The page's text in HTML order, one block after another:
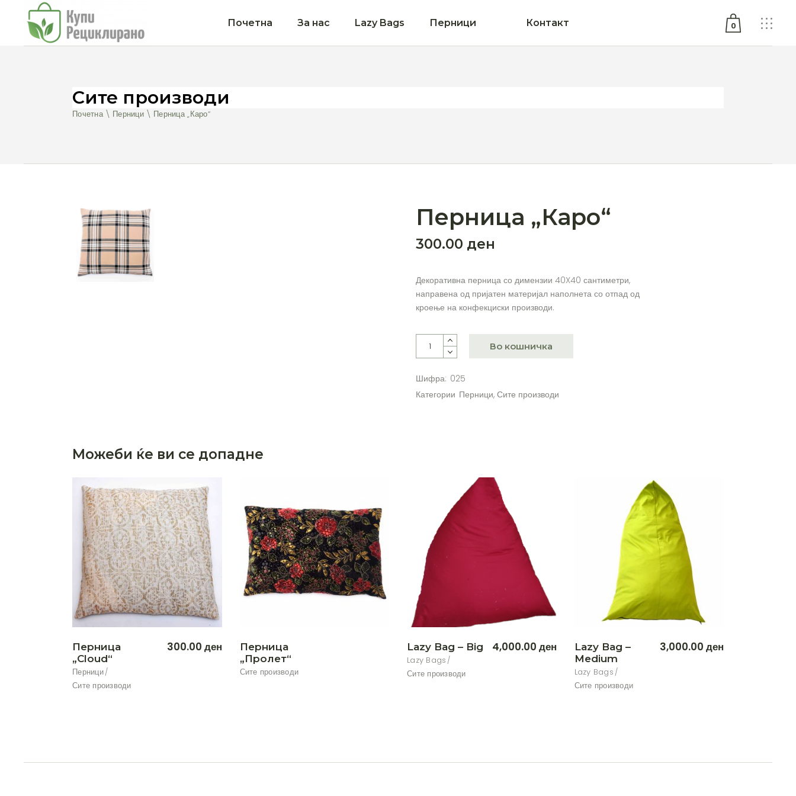
Почетна За нас Lazy Bags Перници Контакт 0
Сите производи
Почетна Перници Перница „Каро“
Перница „Каро“
300.00 ден
Декоративна перница со димензии 40X40 сантиметри,
направена од пријатен материјал наполнета со отпад од
кроење на конфекциски производи.
Во кошничка
Шифра: 025
Категории Перници, Сите производи
Можеби ќе ви се допадне
Перница
„Cloud“
Перници
Сите производи
300.00 ден
Перница
„Пролет“
Сите производи
Lazy Bag – Big
Lazy Bags
Сите производи
4,000.00 ден
Lazy Bag –
Medium
Lazy Bags
Сите производи
3,000.00 ден